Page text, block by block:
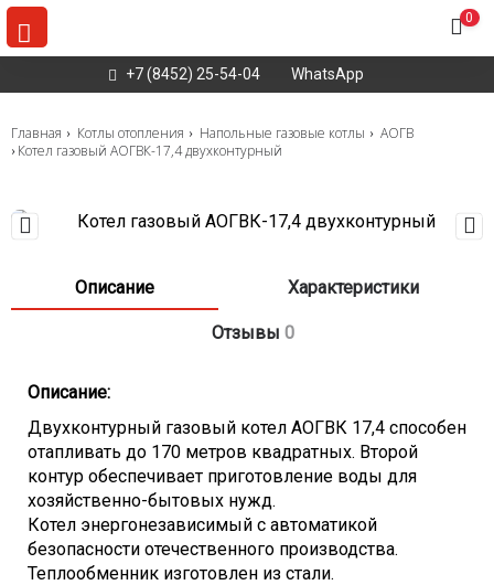
+7 (8452) 25-54-04 WhatsApp
0
Главная Котлы отопления Напольные газовые котлы
АОГВ
Котел газовый АОГВК-17,4 двухконтурный
Описание Характеристики
Отзывы 0
Описание:
Двухконтурный газовый котел АОГВК 17,4 способен
отапливать до 170 метров квадратных. Второй
контур обеспечивает приготовление воды для
хозяйственно-бытовых нужд.
Котел энергонезависимый с автоматикой
безопасности отечественного производства.
Теплообменник изготовлен из стали.